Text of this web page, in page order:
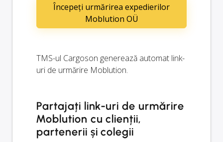
Începeți urmărirea expedierilor
Moblution OÜ
TMS-ul Cargoson generează automat link-
uri de urmărire Moblution.
Partajați link-uri de urmărire
Moblution cu clienții,
partenerii și colegii